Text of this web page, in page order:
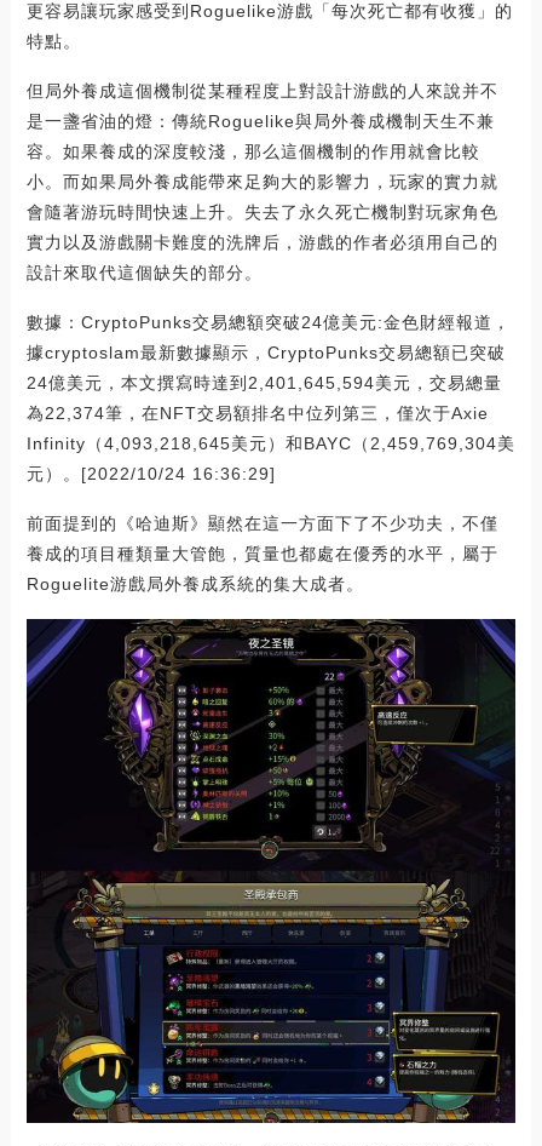
更容易讓玩家感受到Roguelike游戲「每次死亡都有收獲」的
特點。
但局外養成這個機制從某種程度上對設計游戲的人來說并不
是一盞省油的燈：傳統Roguelike與局外養成機制天生不兼
容。如果養成的深度較淺，那么這個機制的作用就會比較
小。而如果局外養成能帶來足夠大的影響力，玩家的實力就
會隨著游玩時間快速上升。失去了永久死亡機制對玩家角色
實力以及游戲關卡難度的洗牌后，游戲的作者必須用自己的
設計來取代這個缺失的部分。
數據：CryptoPunks交易總額突破24億美元:金色財經報道，
據cryptoslam最新數據顯示，CryptoPunks交易總額已突破
24億美元，本文撰寫時達到2,401,645,594美元，交易總量
為22,374筆，在NFT交易額排名中位列第三，僅次于Axie
Infinity（4,093,218,645美元）和BAYC（2,459,769,304美
元）。[2022/10/24 16:36:29]
前面提到的《哈迪斯》顯然在這一方面下了不少功夫，不僅
養成的項目種類量大管飽，質量也都處在優秀的水平，屬于
Roguelite游戲局外養成系統的集大成者。